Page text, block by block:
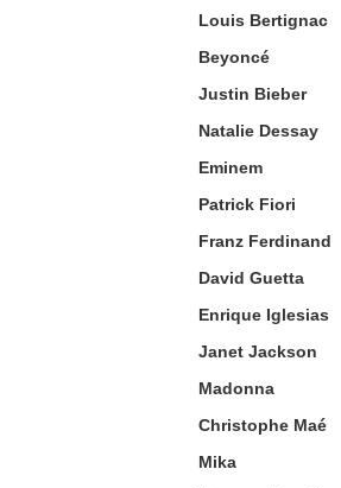
Louis Bertignac
Beyoncé
Justin Bieber
Natalie Dessay
Eminem
Patrick Fiori
Franz Ferdinand
David Guetta
Enrique Iglesias
Janet Jackson
Madonna
Christophe Maé
Mika